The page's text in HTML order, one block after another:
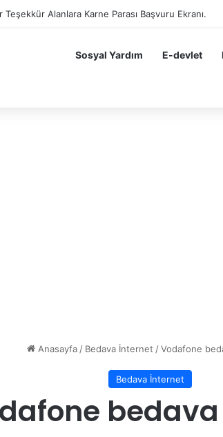
Teşekkür Alan Öğrenciler Hemen Başvursun 10
Sosyal Yardım E-devlet
Anasayfa / Bedava İnternet / Vodafone
Bedava İnternet